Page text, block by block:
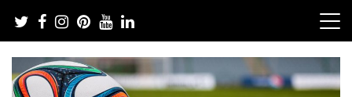
naar
de
inhoud